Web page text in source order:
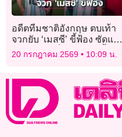
อดีตทีมชาติอังกฤษ ตบเท้า
จวกยับ ‘เมสซี’ ขี้ฟ้อง ซัดแรง
‘อย่าทำตัวเป็นทารก-มีน้ำใจ
นักกีฬาหน่อย-นี่แหละอาร์
20 กรกฎาคม 2569 10:09 น.